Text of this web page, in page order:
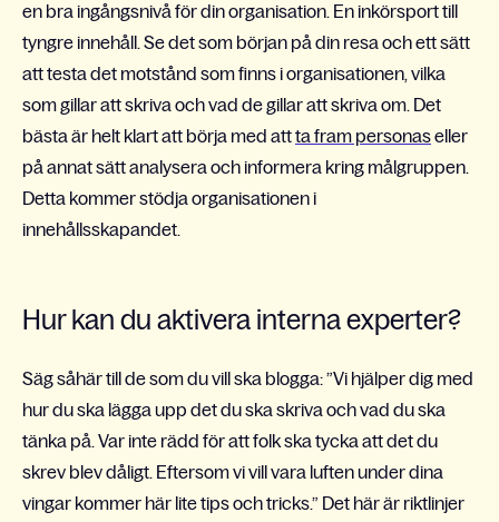
en bra ingångsnivå för din organisation. En inkörsport till
tyngre innehåll. Se det som början på din resa och ett sätt
att testa det motstånd som finns i organisationen, vilka
som gillar att skriva och vad de gillar att skriva om. Det
bästa är helt klart att börja med attta fram personaseller
på annat sätt analysera och informera kring målgruppen.
Detta kommer stödja organisationen i
innehållsskapandet.
Hur kan du aktivera interna experter?
Säg såhär till de som du vill ska blogga: ”Vi hjälper dig med
hur du ska lägga upp det du ska skriva och vad du ska
tänka på. Var inte rädd för att folk ska tycka att det du
skrev blev dåligt. Eftersom vi vill vara luften under dina
vingar kommer här lite tips och tricks.” Det här är riktlinjer